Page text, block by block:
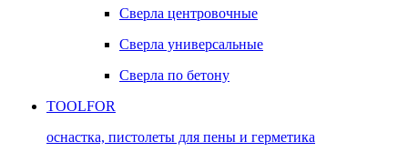
Сверла центровочные
Сверла универсальные
Сверла по бетону
TOOLFOR
оснастка, пистолеты для пены и герметика